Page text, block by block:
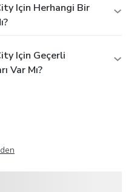
Için Herhangi Bir
Için Geçerli
Var Mı?